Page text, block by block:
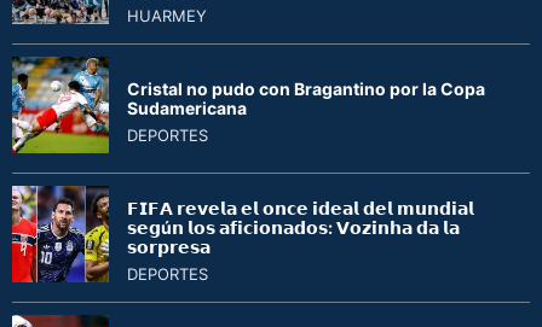
HUARMEY
Cristal no pudo con Bragantino por la Copa
Sudamericana
DEPORTES
𝗙𝗜𝗙𝗔 𝗿𝗲𝘃𝗲𝗹𝗮 𝗲𝗹 𝗼𝗻𝗰𝗲 𝗶𝗱𝗲𝗮𝗹 𝗱𝗲𝗹 𝗺𝘂𝗻𝗱𝗶𝗮𝗹
𝘀𝗲𝗴ú𝗻 𝗹𝗼𝘀 𝗮𝗳𝗶𝗰𝗶𝗼𝗻𝗮𝗱𝗼𝘀: 𝗩𝗼𝘇𝗶𝗻𝗵𝗮 𝗱𝗮 𝗹𝗮
𝘀𝗼𝗿𝗽𝗿𝗲𝘀𝗮
DEPORTES